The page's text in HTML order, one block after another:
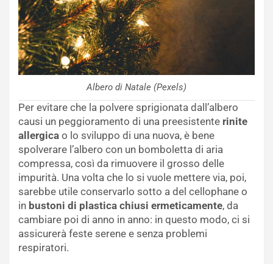
Albero di Natale (Pexels)
Per evitare che la polvere sprigionata dall’albero
causi un peggioramento di una preesistente rinite
allergica o lo sviluppo di una nuova, è bene
spolverare l’albero con un bomboletta di aria
compressa, così da rimuovere il grosso delle
impurità. Una volta che lo si vuole mettere via, poi,
sarebbe utile conservarlo sotto a del cellophane o
in bustoni di plastica chiusi ermeticamente, da
cambiare poi di anno in anno: in questo modo, ci si
assicurerà feste serene e senza problemi
respiratori.